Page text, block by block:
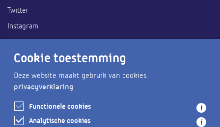
Twitter
Instagram
Ook handig
Heemskerk Zee van tijd
Gemeente Heemskerk
Wat is er te doen?
Cookie toestemming
Deze website maakt gebruik van cookies.
privacyverklaring
Functionele cookies i
Analytische cookies i